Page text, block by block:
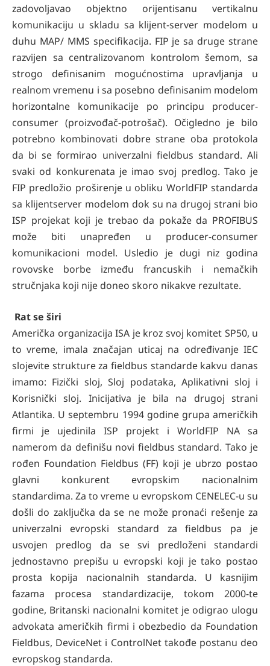
zadovoljavao objektno orijentisanu vertikalnu
komunikaciju u skladu sa klijent-server modelom u
duhu MAP/ MMS specifikacija. FIP je sa druge strane
razvijen sa centralizovanom kontrolom šemom, sa
strogo definisanim mogućnostima upravljanja u
realnom vremenu i sa posebno definisanim modelom
horizontalne komunikacije po principu producer-
consumer (proizvođač-potrošač). Očigledno je bilo
potrebno kombinovati dobre strane oba protokola
da bi se formirao univerzalni fieldbus standard. Ali
svaki od konkurenata je imao svoj predlog. Tako je
FIP predložio proširenje u obliku WorldFIP standarda
sa klijentserver modelom dok su na drugoj strani bio
ISP projekat koji je trebao da pokaže da PROFIBUS
može biti unapređen u producer-consumer
komunikacioni model. Usledio je dugi niz godina
rovovske borbe između francuskih i nemačkih
stručnjaka koji nije doneo skoro nikakve rezultate.
Rat se širi
Američka organizacija ISA je kroz svoj komitet SP50, u
to vreme, imala značajan uticaj na određivanje IEC
slojevite strukture za fieldbus standarde kakvu danas
imamo: Fizički sloj, Sloj podataka, Aplikativni sloj i
Korisnički sloj. Inicijativa je bila na drugoj strani
Atlantika. U septembru 1994 godine grupa američkih
firmi je ujedinila ISP projekt i WorldFIP NA sa
namerom da definišu novi fieldbus standard. Tako je
rođen Foundation Fieldbus (FF) koji je ubrzo postao
glavni konkurent evropskim nacionalnim
standardima. Za to vreme u evropskom CENELEC-u su
došli do zaključka da se ne može pronaći rešenje za
univerzalni evropski standard za fieldbus pa je
usvojen predlog da se svi predloženi standardi
jednostavno prepišu u evropski koji je tako postao
prosta kopija nacionalnih standarda. U kasnijim
fazama procesa standardizacije, tokom 2000-te
godine, Britanski nacionalni komitet je odigrao ulogu
advokata američkih firmi i obezbedio da Foundation
Fieldbus, DeviceNet i ControlNet takođe postanu deo
evropskog standarda.